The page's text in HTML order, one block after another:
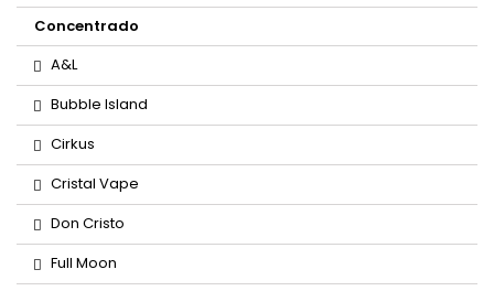
Concentrado
A&L
Bubble Island
Cirkus
Cristal Vape
Don Cristo
Full Moon